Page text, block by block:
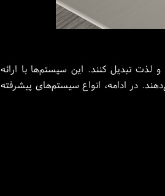
تبدیل کنند. این سیستم‌ها با ارائه
در ادامه، انواع سیستم‌های پیشرفته